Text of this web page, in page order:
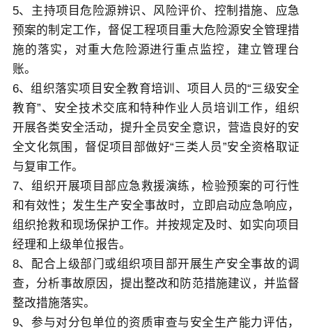
5、主持项目危险源辨识、风险评价、控制措施、应急
预案的制定工作，督促工程项目重大危险源安全管理措
施的落实，对重大危险源进行重点监控，建立管理台
账。
6、组织落实项目安全教育培训、项目人员的“三级安全
教育”、安全技术交底和特种作业人员培训工作，组织
开展各类安全活动，提升全员安全意识，营造良好的安
全文化氛围，督促项目部做好“三类人员”安全资格取证
与复审工作。
7、组织开展项目部应急救援演练，检验预案的可行性
和有效性；发生生产安全事故时，立即启动应急响应，
组织抢救和现场保护工作。并按规定及时、如实向项目
经理和上级单位报告。
8、配合上级部门或组织项目部开展生产安全事故的调
查，分析事故原因，提出整改和防范措施建议，并监督
整改措施落实。
9、参与对分包单位的资质审查与安全生产能力评估，